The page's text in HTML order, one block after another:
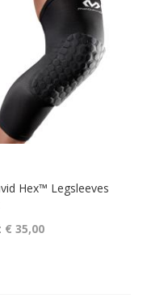
Hex™ Legsleeves
€ 35,00